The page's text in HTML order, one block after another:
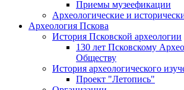
Приемы музеефикации
Археологические и
Археология Пскова
История Псковской археологии
130 лет Псковскому
Обществу
История археологического
Проект "Летопись"